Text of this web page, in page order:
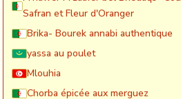
Safran et Fleur d'Oranger
Brika- Bourek annabi authentique
yassa au poulet
Mlouhia
Chorba épicée aux merguez